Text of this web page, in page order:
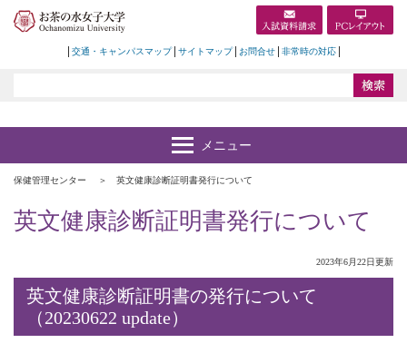
交通・キャンパスマップ サイトマップ お問合せ 非常時の対応
保健管理センター 英文健康診断証明書発行について
英文健康診断証明書発行について
2023年6月22日更新
英文健康診断証明書の発行について
（20230622 update）